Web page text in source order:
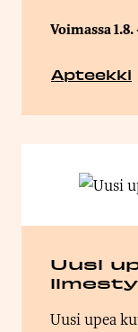
Voimassa 1.8.
Apteekki
Uusi
Uusi upea kuvastomme ja kampanja "Juhlat